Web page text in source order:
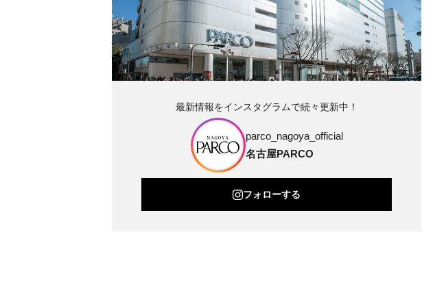
最新情報をインスタグラムで続々更新中！
parco_nagoya_official
名古屋PARCO
フォローする